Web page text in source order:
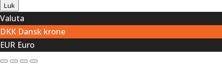
Luk
Valuta
DKK Dansk krone
EUR Euro